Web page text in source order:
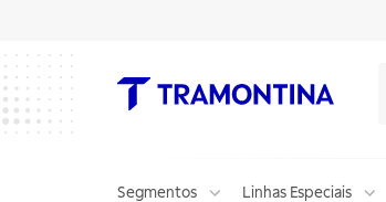
Segmentos Linhas Especiais